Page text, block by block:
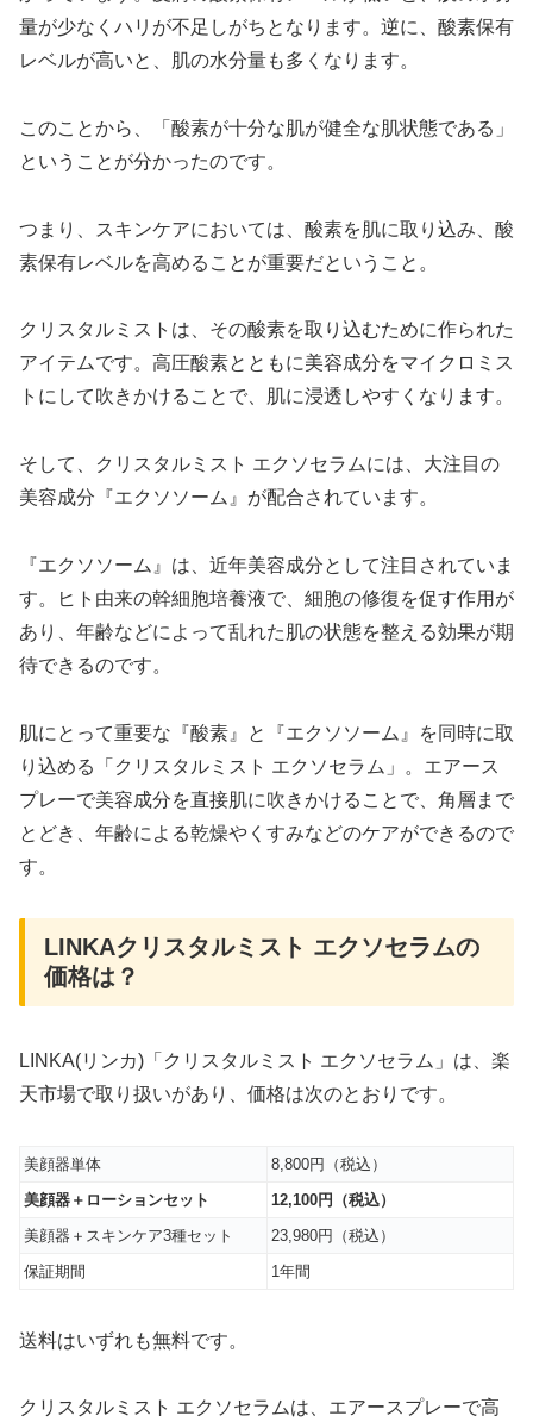
量が少なくハリが不足しがちとなります。逆に、酸素保有
レベルが高いと、肌の水分量も多くなります。
このことから、「酸素が十分な肌が健全な肌状態である」
ということが分かったのです。
つまり、スキンケアにおいては、酸素を肌に取り込み、酸
素保有レベルを高めることが重要だということ。
クリスタルミストは、その酸素を取り込むために作られた
アイテムです。高圧酸素とともに美容成分をマイクロミス
トにして吹きかけることで、肌に浸透しやすくなります。
そして、クリスタルミスト エクソセラムには、大注目の
美容成分『エクソソーム』が配合されています。
『エクソソーム』は、近年美容成分として注目されていま
す。ヒト由来の幹細胞培養液で、細胞の修復を促す作用が
あり、年齢などによって乱れた肌の状態を整える効果が期
待できるのです。
肌にとって重要な『酸素』と『エクソソーム』を同時に取
り込める「クリスタルミスト エクソセラム」。エアース
プレーで美容成分を直接肌に吹きかけることで、角層まで
とどき、年齢による乾燥やくすみなどのケアができるので
す。
LINKAクリスタルミスト エクソセラムの
価格は？
LINKA(リンカ)「クリスタルミスト エクソセラム」は、楽
天市場で取り扱いがあり、価格は次のとおりです。
美顔器単体
8,800円（税込）
美顔器＋ローションセット
12,100円（税込）
美顔器＋スキンケア3種セット
23,980円（税込）
保証期間
1年間
送料はいずれも無料です。
クリスタルミスト エクソセラムは、エアースプレーで高